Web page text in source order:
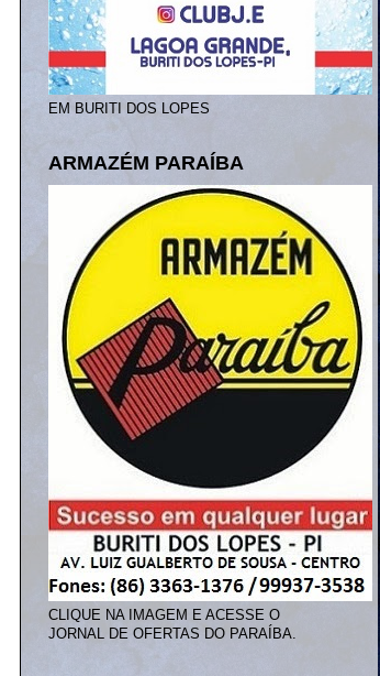
EM BURITI DOS LOPES
ARMAZÉM PARAÍBA
CLIQUE NA IMAGEM E ACESSE O
JORNAL DE OFERTAS DO PARAÍBA.